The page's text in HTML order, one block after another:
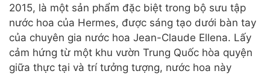
2015, là một sản phẩm đặc biệt trong bộ sưu tập
nước hoa của Hermes, được sáng tạo dưới bàn tay
của chuyên gia nước hoa Jean-Claude Ellena. Lấy
cảm hứng từ một khu vườn Trung Quốc hòa quyện
giữa thực tại và trí tưởng tượng, nước hoa này